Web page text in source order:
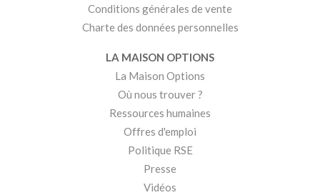
Conditions générales de vente
Charte des données personnelles
LA MAISON OPTIONS
La Maison Options
Où nous trouver ?
Ressources humaines
Offres d'emploi
Politique RSE
Presse
Vidéos